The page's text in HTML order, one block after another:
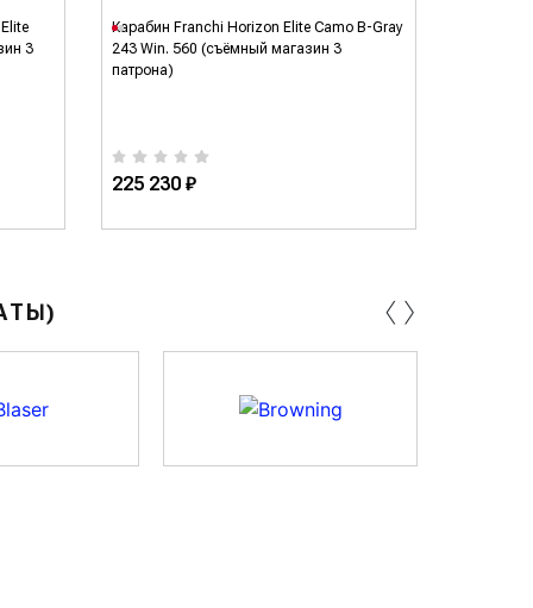
3
Карабин Franchi Horizon Elite Camo B-Gray
243 Win. 560 (съёмный магазин 3
патрона)
225 230 ₽
‹›